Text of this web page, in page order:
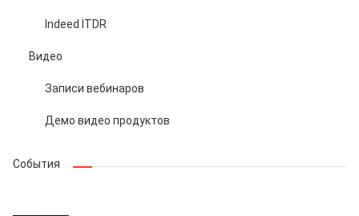
Indeed ITDR
Видео
Записи вебинаров
Демо видео продуктов
События